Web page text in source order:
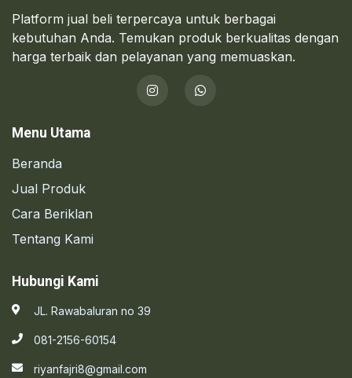
Platform jual beli terpercaya untuk berbagai
kebutuhan Anda. Temukan produk berkualitas dengan
harga terbaik dan pelayanan yang memuaskan.
Menu Utama
Beranda
Jual Produk
Cara Beriklan
Tentang Kami
Hubungi Kami
JL. Rawabaluran no 39
081-2156-60154
riyanfajri8@gmail.com